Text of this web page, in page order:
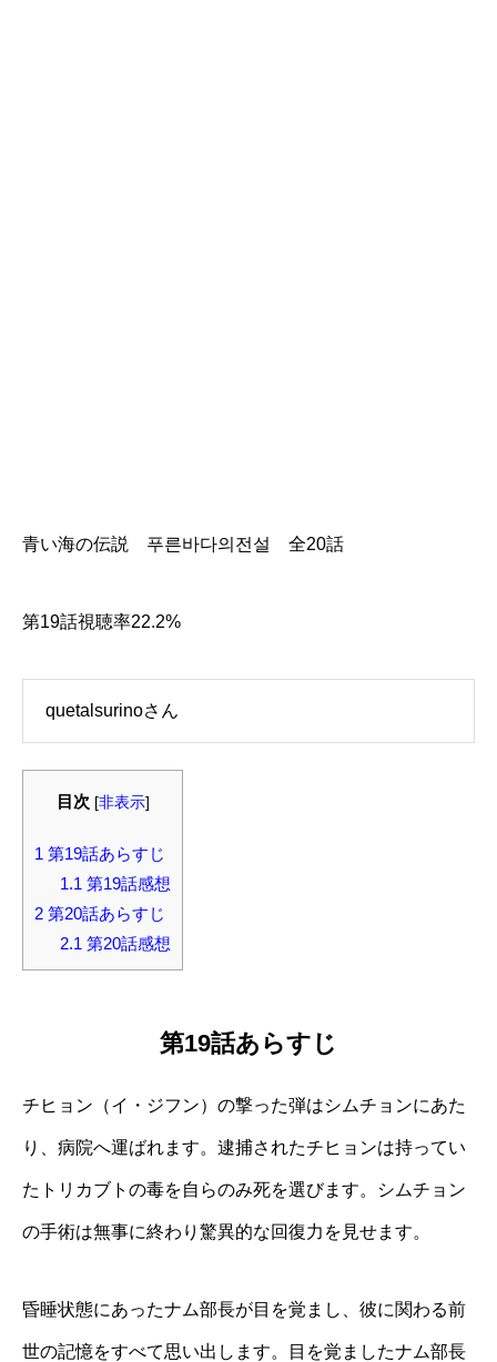
青い海の伝説 푸른바다의전설 全20話
第19話視聴率22.2%
quetalsurinoさん
目次 [非表示]
1 第19話あらすじ
1.1 第19話感想
2 第20話あらすじ
2.1 第20話感想
第19話あらすじ
チヒョン（イ・ジフン）の撃った弾はシムチョンにあた
り、病院へ運ばれます。逮捕されたチヒョンは持ってい
たトリカブトの毒を自らのみ死を選びます。シムチョン
の手術は無事に終わり驚異的な回復力を見せます。
昏睡状態にあったナム部長が目を覚まし、彼に関わる前
世の記憶をすべて思い出します。目を覚ましたナム部長